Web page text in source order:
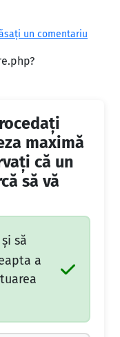
un comentariu
maximă
că un
să vă
să
a